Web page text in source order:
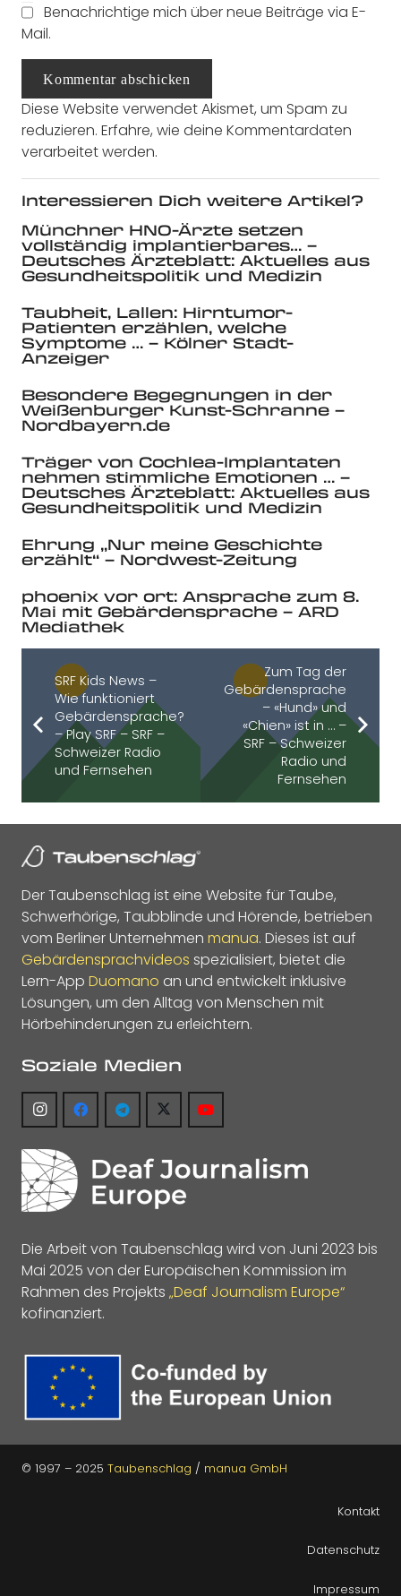
Benachrichtige mich über neue Beiträge via E-
Mail.
Kommentar abschicken
Diese Website verwendet Akismet, um Spam zu
reduzieren. Erfahre, wie deine Kommentardaten
verarbeitet werden.
Interessieren Dich weitere Artikel?
Münchner HNO-Ärzte setzen
vollständig implantierbares… –
Deutsches Ärzteblatt: Aktuelles aus
Gesundheitspolitik und Medizin
Taubheit, Lallen: Hirntumor-
Patienten erzählen, welche
Symptome … – Kölner Stadt-
Anzeiger
Besondere Begegnungen in der
Weißenburger Kunst-Schranne –
Nordbayern.de
Träger von Cochlea-Implantaten
nehmen stimmliche Emotionen … –
Deutsches Ärzteblatt: Aktuelles aus
Gesundheitspolitik und Medizin
Ehrung „Nur meine Geschichte
erzählt“ – Nordwest-Zeitung
phoenix vor ort: Ansprache zum 8.
Mai mit Gebärdensprache – ARD
Mediathek
SRF Kids News –
Wie funktioniert
Gebärdensprache?
– Play SRF – SRF –
Schweizer Radio
und Fernsehen
Zum Tag der
Gebärdensprache
– «Hund» und
«Chien» ist in … –
SRF – Schweizer
Radio und
Fernsehen
Der Taubenschlag ist eine Website für Taube,
Schwerhörige, Taubblinde und Hörende, betrieben
vom Berliner Unternehmen manua. Dieses ist auf
Gebärdensprachvideos spezialisiert, bietet die
Lern-App Duomano an und entwickelt inklusive
Lösungen, um den Alltag von Menschen mit
Hörbehinderungen zu erleichtern.
Soziale Medien
Die Arbeit von Taubenschlag wird von Juni 2023 bis
Mai 2025 von der Europäischen Kommission im
Rahmen des Projekts „Deaf Journalism Europe“
kofinanziert.
© 1997 – 2025 Taubenschlag / manua GmbH
Kontakt
Datenschutz
Impressum